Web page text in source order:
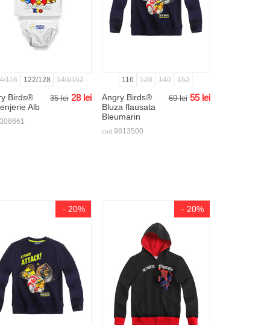
116 122/128 140/152
Birds®
Alb
35 lei 28 lei
116 128 140 152
Angry Birds®
Bluza flausata
Bleumarin
69 lei 55 lei
cod 9813500
- 20% - 20%